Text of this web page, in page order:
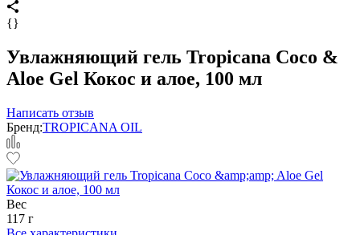
{}
Увлажняющий гель Tropicana Coco &
Aloe Gel Кокос и алое, 100 мл
Написать отзыв
Бренд:TROPICANA OIL
Вес
117 г